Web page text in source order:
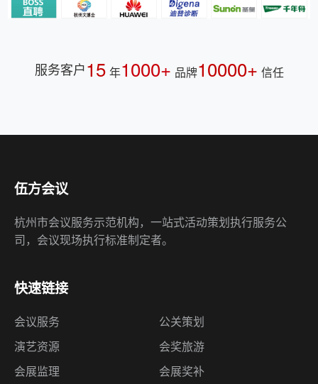
服务客户15 年1000+ 品牌10000+ 信任
伍方会议
杭州市会议服务示范机构，一站式活动策划执行服务公
司，会议现场执行标准制定者。
快速链接
会议服务
公关策划
演艺资源
会奖旅游
会展监理
会展奖补